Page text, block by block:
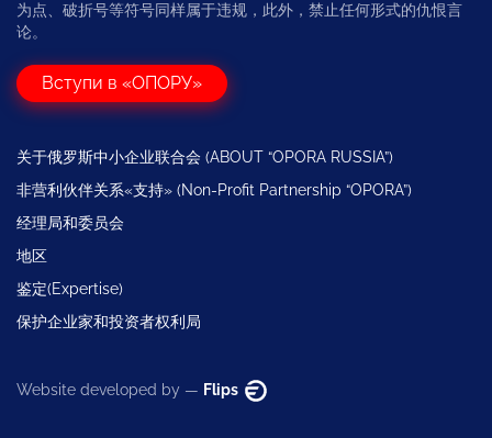
为点、破折号等符号同样属于违规，此外，禁止任何形式的仇恨言
论。
Вступи в «ОПОРУ»
关于俄罗斯中小企业联合会 (ABOUT “OPORA RUSSIA”)
非营利伙伴关系«支持» (Non-Profit Partnership “OPORA”)
经理局和委员会
地区
鉴定(Expertise)
保护企业家和投资者权利局
Website developed by — Flips